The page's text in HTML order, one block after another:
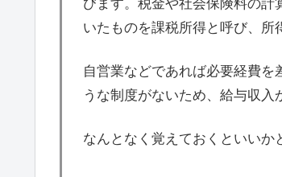
びます。税金や社会保険料の計
いたものを課税所得と呼び、所
自営業などであれば必要経費を
うな制度がないため、給与収入
なんとなく覚えておくといいか